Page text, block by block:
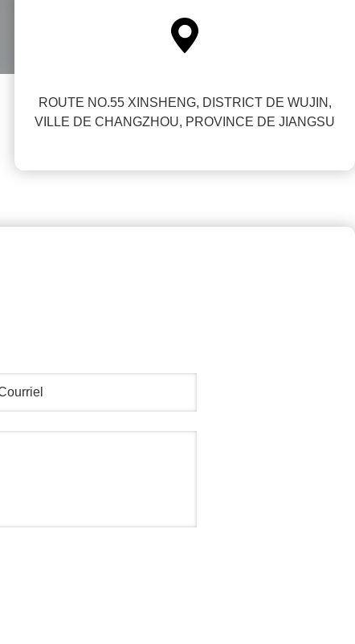

ROUTE NO.55 XINSHENG, DISTRICT DE WUJIN,
VILLE DE CHANGZHOU, PROVINCE DE JIANGSU